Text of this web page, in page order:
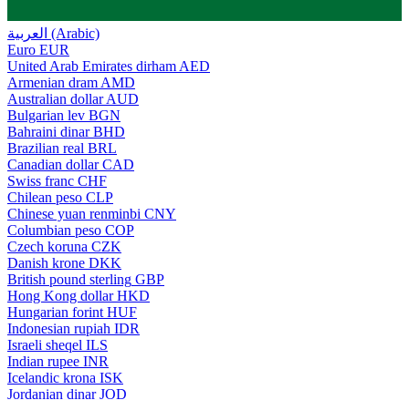
العربية (Arabic)
Euro EUR
United Arab Emirates dirham AED
Armenian dram AMD
Australian dollar AUD
Bulgarian lev BGN
Bahraini dinar BHD
Brazilian real BRL
Canadian dollar CAD
Swiss franc CHF
Chilean peso CLP
Chinese yuan renminbi CNY
Columbian peso COP
Czech koruna CZK
Danish krone DKK
British pound sterling GBP
Hong Kong dollar HKD
Hungarian forint HUF
Indonesian rupiah IDR
Israeli sheqel ILS
Indian rupee INR
Icelandic krona ISK
Jordanian dinar JOD